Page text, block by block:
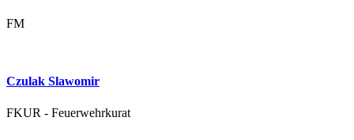
FM
Czulak Slawomir
FKUR - Feuerwehrkurat